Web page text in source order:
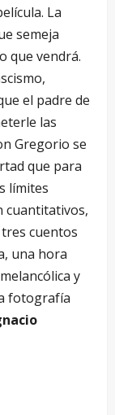
La
semeja
que vendrá.
el padre de
las
Gregorio se
que para
límites
cuantitativos,
cuentos
una hora
y
fotografía